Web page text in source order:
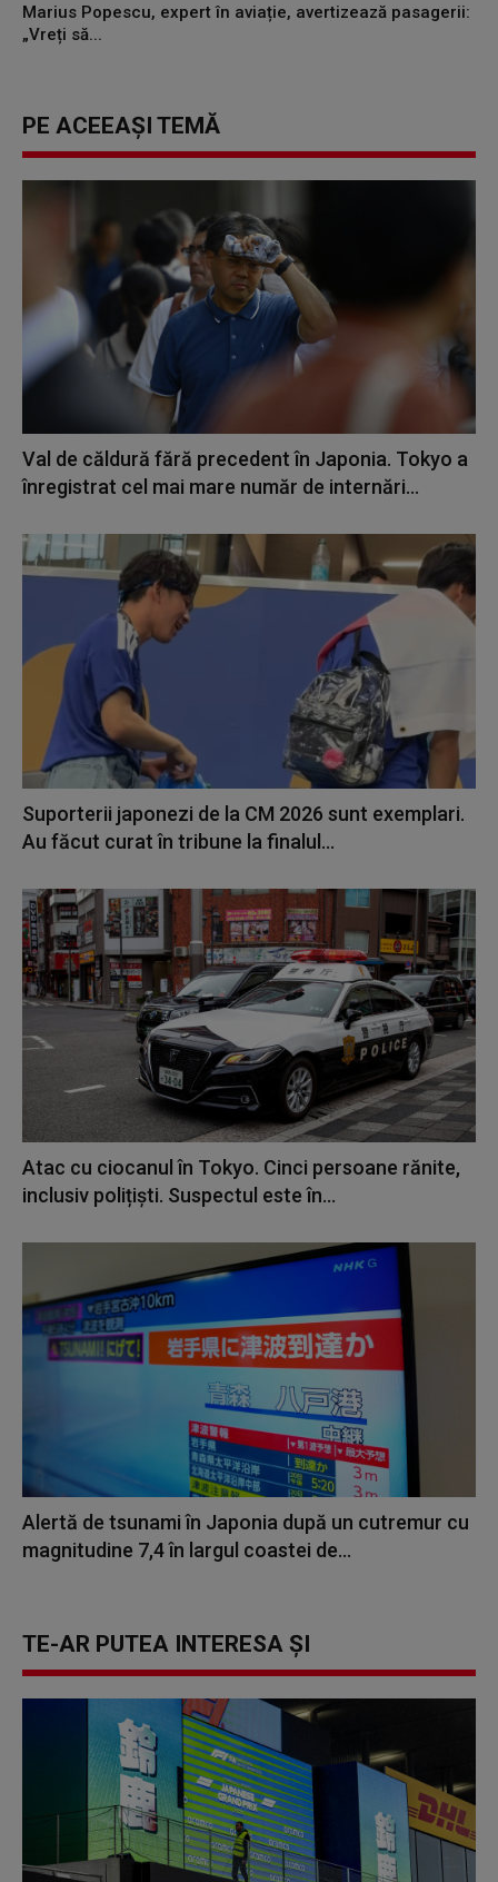
Marius Popescu, expert în aviație, avertizează pasagerii:
„Vreți să...
PE ACEEAȘI TEMĂ
Val de căldură fără precedent în Japonia. Tokyo a
înregistrat cel mai mare număr de internări...
Suporterii japonezi de la CM 2026 sunt exemplari.
Au făcut curat în tribune la finalul...
Atac cu ciocanul în Tokyo. Cinci persoane rănite,
inclusiv polițiști. Suspectul este în...
Alertă de tsunami în Japonia după un cutremur cu
magnitudine 7,4 în largul coastei de...
TE-AR PUTEA INTERESA ȘI